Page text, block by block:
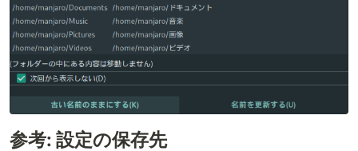
参考: 設定の保存先